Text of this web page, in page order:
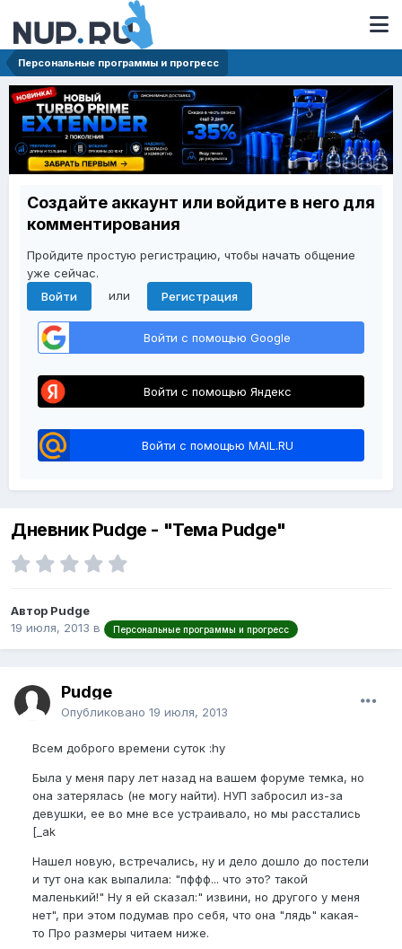
Персональные программы и прогресс
Создайте аккаунт или войдите в него для
комментирования
Пройдите простую регистрацию, чтобы начать общение
уже сейчас.
Войти
или Регистрация
Войти с помощью Google
Войти с помощью Яндекс
Войти с помощью MAIL.RU
Дневник Pudge - "Тема Pudge"
Автор Pudge
19 июля, 2013 в Персональные программы и прогресс
Pudge
Опубликовано 19 июля, 2013
Всем доброго времени суток :hy
Была у меня пару лет назад на вашем форуме темка, но
она затерялась (не могу найти). НУП забросил из-за
девушки, ее во мне все устраивало, но мы расстались
[_ak
Нашел новую, встречались, ну и дело дошло до постели
и тут она как выпалила: "пффф... что это? такой
маленький!" Ну я ей сказал:" извини, но другого у меня
нет", при этом подумав про себя, что она "лядь" какая-
то Про размеры читаем ниже.